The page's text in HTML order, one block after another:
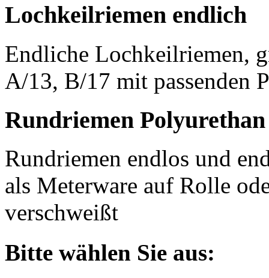
Lochkeilriemen endlich
Endliche Lochkeilriemen,
A/13, B/17 mit passenden
Rundriemen Polyurethan
Rundriemen endlos und
als Meterware auf Rolle
verschweißt
Bitte wählen Sie aus: